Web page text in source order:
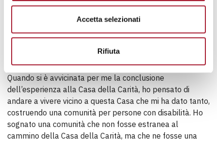
Accetta selezionati
Rifiuta
non è un’operazione soltanto sanitaria, di
medicina, ma un tessere relazioni, vivere in
amicizia, farci toccare dalle sofferenze di
Quando si è avvicinata per me la conclusione
dell’esperienza alla Casa della Carità, ho pensato di
andare a vivere vicino a questa Casa che mi ha dato tanto,
costruendo una comunità per persone con disabilità. Ho
sognato una comunità che non fosse estranea al
cammino della Casa della Carità, ma che ne fosse una